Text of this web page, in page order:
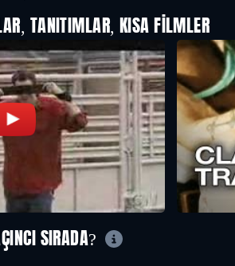
TANITIMLAR, KISA FILMLER
SIRADA?